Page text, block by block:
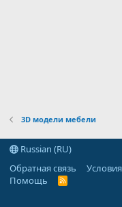
3D модели мебели
Russian (RU)
Обратная связь
Помощь
R